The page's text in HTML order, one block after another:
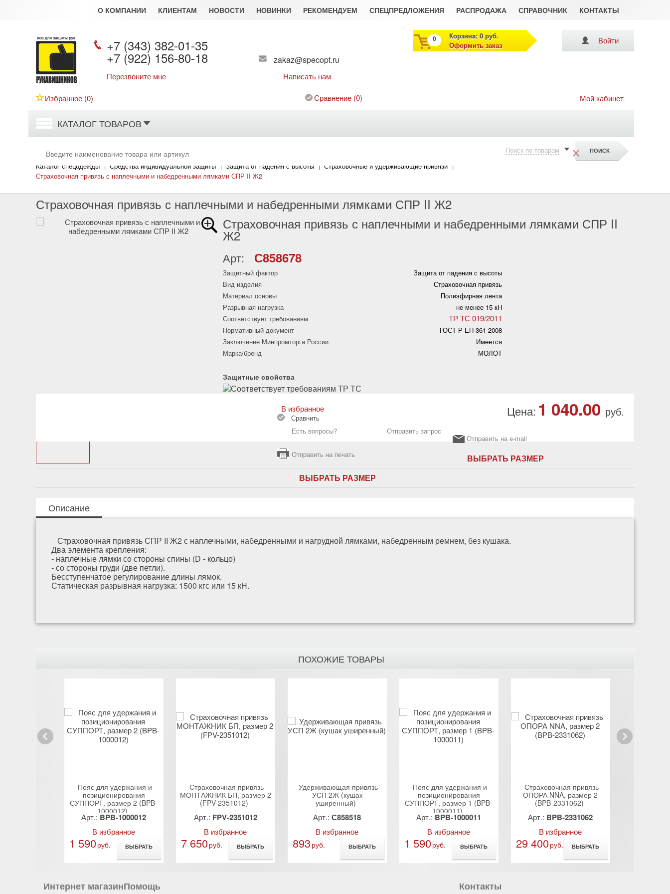
О КОМПАНИИ КЛИЕНТАМ НОВОСТИ НОВИНКИ РЕКОМЕНДУЕМ СПЕЦПРЕДЛОЖЕНИЯ РАСПРОДАЖА СПРАВОЧНИК КОНТАКТЫ
+7 (343) 382-01-35
+7 (922) 156-80-18 zakaz@specopt.ru
Перезвоните мне Написать нам
Войти
Корзина: 0 руб.
Оформить заказ
0
Избранное (0) Сравнение (0) Мой кабинет
КАТАЛОГ ТОВАРОВ
×
Поиск по товарам
Каталог спецодежды | Средства индивидуальной защиты | Защита от падения с высоты | Страховочные и удерживающие привязи |
Страховочная привязь с наплечными и набедренными лямками СПР II Ж2
Страховочная привязь с наплечными и набедренными лямками СПР II Ж2
Страховочная привязь с наплечными и набедренными лямками СПР II
Ж2
Арт: С858678
Защитный фактор
Защита от падения с высоты
Вид изделия
Страховочная привязь
Материал основы
Полиэфирная лента
Разрывная нагрузка
не менее 15 кН
Соответствует требованиям
ТР ТС 019/2011
Нормативный документ
ГОСТ Р ЕН 361-2008
Заключение Минпромторга России
Имеется
Марка/бренд
МОЛОТ
Защитные свойства
Цена: 1 040.00 руб.
В избранное
Сравнить
Есть вопросы?
Отправить запрос
Отправить на e-mail
Отправить на печать
ВЫБРАТЬ РАЗМЕР
ВЫБРАТЬ РАЗМЕР
Описание
Страховочная привязь СПР II Ж2 с наплечными, набедренными и нагрудной лямками, набедренным ремнем, без кушака.
Два элемента крепления:
- наплечные лямки со стороны спины (D - кольцо)
- со стороны груди (две петли).
Бесступенчатое регулирование длины лямок.
Статическая разрывная нагрузка: 1500 кгс или 15 кН.
ПОХОЖИЕ ТОВАРЫ
Пояс для удержания и
позиционирования
СУППОРТ, размер 2 (BPB-
1000012)
Арт.: BPB-1000012
В избранное
1 590руб. ВЫБРАТЬ
Страховочная привязь
МОНТАЖНИК БП, размер 2
(FPV-2351012)
Арт.: FPV-2351012
В избранное
7 650руб. ВЫБРАТЬ
Удерживающая привязь
УСП 2Ж (кушак
уширенный)
Арт.: С858518
В избранное
893 руб. ВЫБРАТЬ
Пояс для удержания и
позиционирования
СУППОРТ, размер 1 (BPB-
1000011)
Арт.: BPB-1000011
В избранное
1 590руб. ВЫБРАТЬ
Страховочная привязь
ОПОРА NNA, размер 2
(BPB-2331062)
Арт.: BPB-2331062
В избранное
29 400руб. ВЫБРАТЬ
Интернет магазинПомощь Контакты